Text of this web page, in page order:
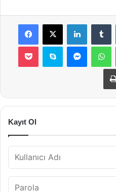
Facebook
X LinkedIn
Pocket Skype
Kayıt Ol